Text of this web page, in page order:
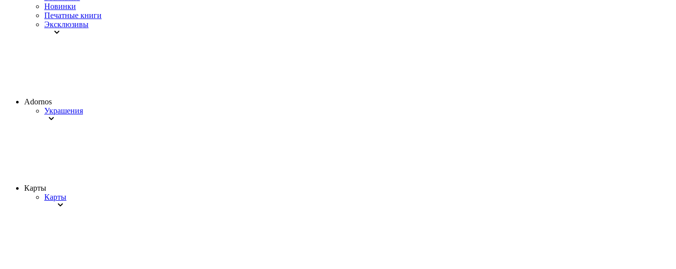
Новинки
Печатные книги
Эксклюзивы
Adornos
Украшения
Карты
Карты